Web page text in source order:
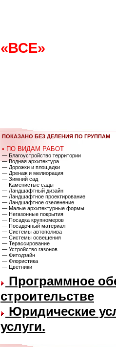
«ВСЕ»
ПОКАЗАНО БЕЗ ДЕЛЕНИЯ ПО ГРУППАМ
• ПО ВИДАМ РАБОТ
— Благоустройство территории
— Водная архитектура
— Дорожки и площадки
— Дренаж и мелиорация
— Зимний сад
— Каменистые сады
— Ландшафтный дизайн
— Ландшафтное проектирование
— Ландшафтное озеленение
— Малые архитектурные формы
— Негазонные покрытия
— Посадка крупномеров
— Посадочный материал
— Системы автополива
— Системы освещения
— Терассирование
— Устройство газонов
— Фитодзайн
— Флористика
— Цветники
Программное
строительстве
Юридические
услуги.